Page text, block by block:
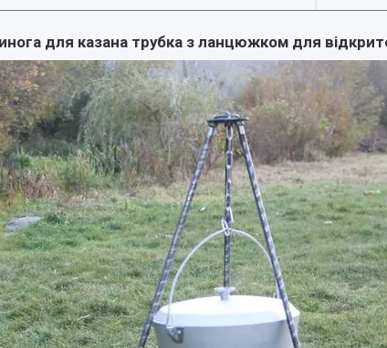
для казана трубка з ланцюжком для